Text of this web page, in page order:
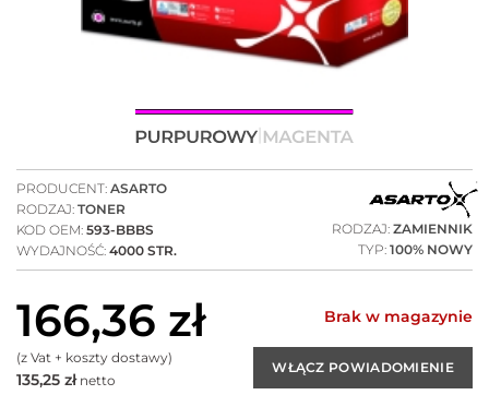
PRODUCENT: ASARTO
RODZAJ: TONER
KOD OEM: 593-BBBS
WYDAJNOŚĆ: 4000 STR.
RODZAJ: ZAMIENNIK
TYP: 100% NOWY
166,36 zł
(z Vat + koszty dostawy)
135,25 złnetto
Brak w magazynie